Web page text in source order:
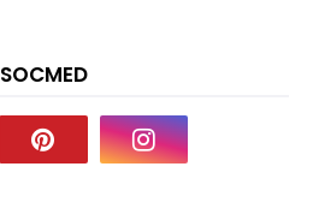
SOCMED